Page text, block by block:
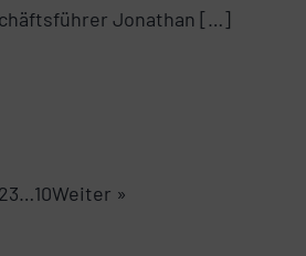
Jonathan […]
23…10Weiter »